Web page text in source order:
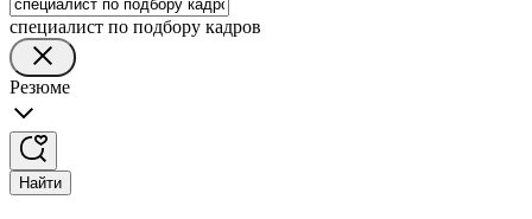
специалист по подбору кадров
Резюме
Найти